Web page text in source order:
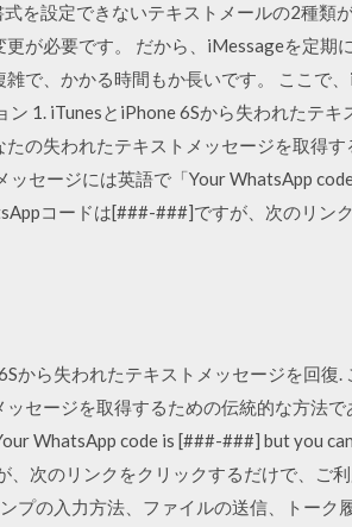
を設定できないテキストメールの2種類
が必要です。 だから、iMessageを定期
で、かかる時間もか長いです。 ここで
1. iTunesとiPhone 6Sから失われたテ
の失われたテキストメッセージを取得
ッセージには英語で「Your WhatsApp
コードは[###-###]ですが、次のリン
から失われたテキストメッセージを回
セージを取得するための伝統的な方法
WhatsApp code is [###-###] but you
次のリンクをクリックするだけで、ご
プの入力方法、ファイルの送信、トーク